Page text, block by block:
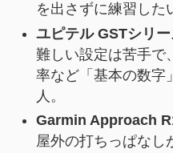
を出さずに練習した
ユピテル GSTシリ
難しい設定は苦手で
率など「基本の数字
人。
Garmin Approach
屋外の打ちっぱなし